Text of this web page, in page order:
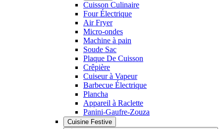
Cuisson Culinaire
Four Électrique
Air Fryer
Micro-ondes
Machine à pain
Soude Sac
Plaque De Cuisson
Crêpière
Cuiseur à Vapeur
Barbecue Électrique
Plancha
Appareil à Raclette
Panini-Gaufre-Zouza
Cuisine Festive